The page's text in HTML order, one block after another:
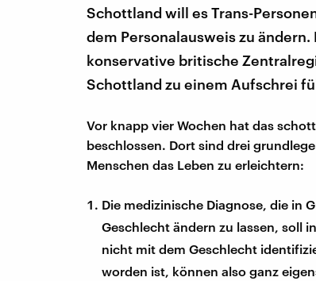
Schottland will es Trans-
dem Personalausweis zu
konservative britische
Schottland zu einem Aufschrei
Vor knapp vier Wochen hat das
beschlossen. Dort sind drei
Menschen das Leben zu erleichtern:
Die medizinische Diagnose, die in
Geschlecht ändern zu lassen, soll
nicht mit dem Geschlecht
worden ist, können also ganz